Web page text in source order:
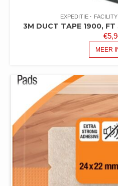
EXPEDITIE FACILITY
3M DUCT TAPE 1900,
€
MEER